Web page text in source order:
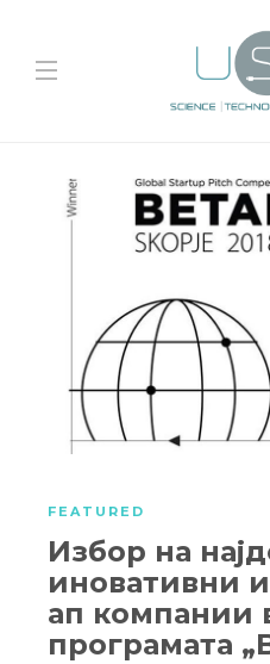
FEATURED
Избор на
иновативни
ап компании
програмата